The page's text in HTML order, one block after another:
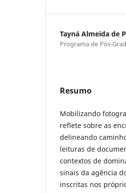
Tayná Almeida de
Programa de Pós-
Resumo
Mobilizando
reflete sobre as
delineando
leituras de
contextos de
sinais da agência
inscritas nos